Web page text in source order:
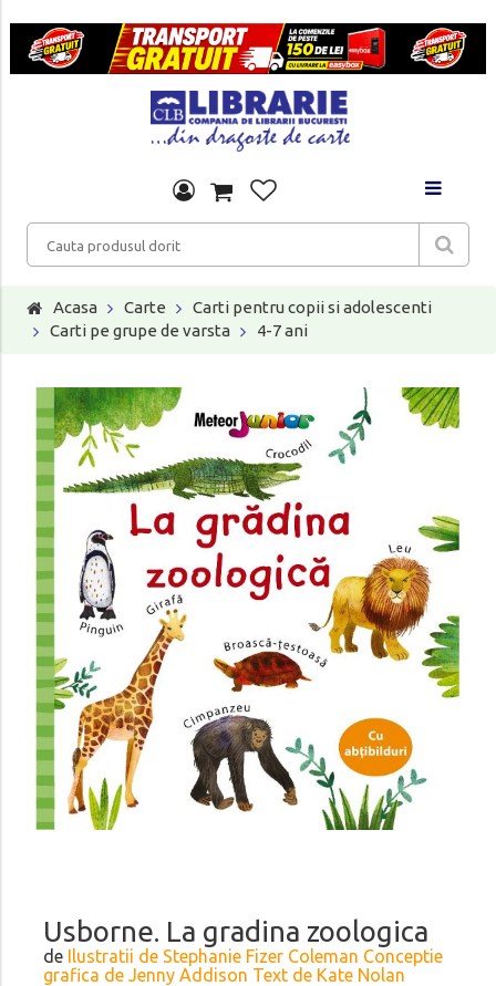
Acasa Carte
Carti pentru copii si adolescenti
Carti pe grupe de varsta
4-7 ani
Usborne. La gradina zoologica
de Ilustratii de Stephanie Fizer Coleman Conceptie
grafica de Jenny Addison Text de Kate Nolan